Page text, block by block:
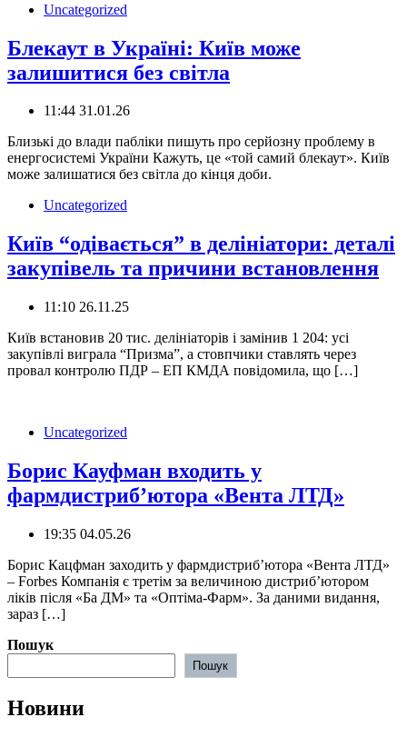
Uncategorized
Блекаут в Україні: Київ може
залишитися без світла
11:44 31.01.26
️Близькі до влади пабліки пишуть про серйозну проблему в
енергосистемі України Кажуть, це «той самий блекаут». Київ
може залишатися без світла до кінця доби.
Uncategorized
Київ “одівається” в делініатори: деталі
закупівель та причини встановлення
11:10 26.11.25
Київ встановив 20 тис. делініаторів і замінив 1 204: усі
закупівлі виграла “Призма”, а стовпчики ставлять через
провал контролю ПДР – ЕП КМДА повідомила, що […]
Uncategorized
Борис Кауфман входить у
фармдистриб’ютора «Вента ЛТД»
19:35 04.05.26
Борис Кацфман заходить у фармдистриб’ютора «Вента ЛТД»
– Forbes Компанія є третім за величиною дистрибʼютором
ліків після «Ба ДМ» та «Оптіма-Фарм». За даними видання,
зараз […]
Пошук
Пошук
Новини